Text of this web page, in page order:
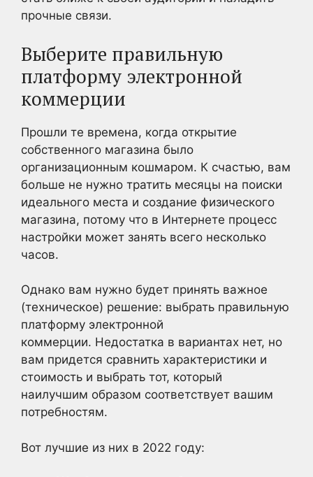
прочные связи.
Выберите правильную
платформу электронной
коммерции
Прошли те времена, когда открытие
собственного магазина было
организационным кошмаром. К счастью, вам
больше не нужно тратить месяцы на поиски
идеального места и создание физического
магазина, потому что в Интернете процесс
настройки может занять всего несколько
часов.
Однако вам нужно будет принять важное
(техническое) решение: выбрать правильную
платформу электронной
коммерции. Недостатка в вариантах нет, но
вам придется сравнить характеристики и
стоимость и выбрать тот, который
наилучшим образом соответствует вашим
потребностям.
Вот лучшие из них в 2022 году: